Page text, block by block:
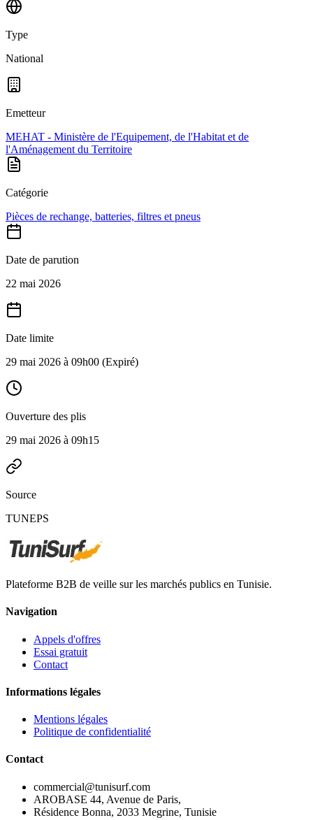
Type
National
Emetteur
MEHAT - Ministère de l'Equipement, de l'Habitat et de
l'Aménagement du Territoire
Catégorie
Pièces de rechange, batteries, filtres et pneus
Date de parution
22 mai 2026
Date limite
29 mai 2026 à 09h00 (Expiré)
Ouverture des plis
29 mai 2026 à 09h15
Source
TUNEPS
Plateforme B2B de veille sur les marchés publics en Tunisie.
Navigation
Appels d'offres
Essai gratuit
Contact
Informations légales
Mentions légales
Politique de confidentialité
Contact
commercial@tunisurf.com
AROBASE 44, Avenue de Paris,
Résidence Bonna, 2033 Megrine, Tunisie